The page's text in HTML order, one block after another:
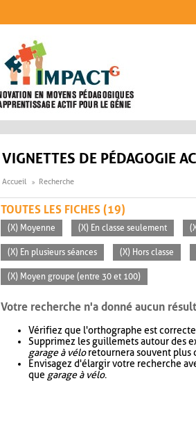
VIGNETTES DE PÉDAGOGIE
Accueil Recherche
TOUTES LES FICHES (19)
(X) Moyenne (X) En classe seulement
(X) En plusieurs séances (X) Hors classe
(X) Moyen groupe (entre 30 et 100)
Votre recherche n'a donné aucun
Vérifiez que l'orthographe est
Supprimez les guillemets autour des
garage à véloretournera souvent plus
Envisagez d'élargir votre recherche
que garage à vélo.